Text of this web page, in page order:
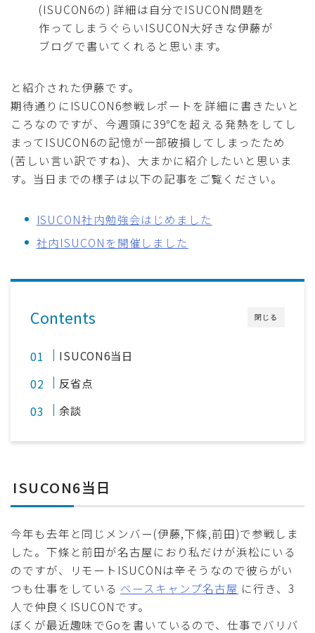
公式ページ
(ISUCON6の) 詳細は自分でISUCON問題を
作ってしまうぐらいISUCON大好きな伊藤が
ブログで書いてくれると思います。
と紹介された伊藤です。
期待通りにISUCON6参戦レポートを詳細に書きたいと
ころなのですが、今週頭に39℃を超える発熱をしてし
まってISUCON6の記憶が一部破損してしまったため
(苦しい言い訳ですね)、大まかに紹介したいと思いま
す。当日までの様子は以下の記事をご覧ください。
ISUCON社内勉強会はじめました
社内ISUCONを開催しました
閉じる
Contents
ISUCON6当日
反省点
余談
ISUCON6当日
今年も去年と同じメンバー(伊藤,下條,前田)で参戦しま
した。下條と前田が名古屋におり私だけが浜松にいる
のですが、リモートISUCONは辛そうなので彼らがい
つも仕事をしている ベースキャンプ名古屋 に行き、3
人で仲良くISUCONです。
ぼくが最近趣味でGoを書いているので、仕事でバリバ